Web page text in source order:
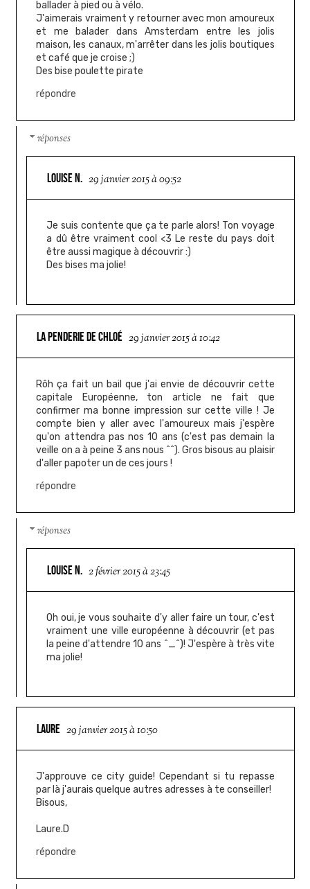
ballader à pied ou à vélo.
J'aimerais vraiment y retourner avec mon amoureux
et me balader dans Amsterdam entre les jolis
maison, les canaux, m'arrêter dans les jolis boutiques
et café que je croise ;)
Des bise poulette pirate
répondre
réponses
LOUISE N. 29 janvier 2015 à 09:52
Je suis contente que ça te parle alors! Ton voyage
a dû être vraiment cool <3 Le reste du pays doit
être aussi magique à découvrir :)
Des bises ma jolie!
LA PENDERIE DE CHLOÉ 29 janvier 2015 à 10:42
Rôh ça fait un bail que j'ai envie de découvrir cette
capitale Européenne, ton article ne fait que
confirmer ma bonne impression sur cette ville ! Je
compte bien y aller avec l'amoureux mais j'espère
qu'on attendra pas nos 10 ans (c'est pas demain la
veille on a à peine 3 ans nous ^^). Gros bisous au plaisir
d'aller papoter un de ces jours !
répondre
réponses
LOUISE N. 2 février 2015 à 23:45
Oh oui, je vous souhaite d'y aller faire un tour, c'est
vraiment une ville européenne à découvrir (et pas
la peine d'attendre 10 ans ^_^)! J'espère à très vite
ma jolie!
LAURE 29 janvier 2015 à 10:50
J'approuve ce city guide! Cependant si tu repasse
par là j'aurais quelque autres adresses à te conseiller!
Bisous,
Laure.D
répondre